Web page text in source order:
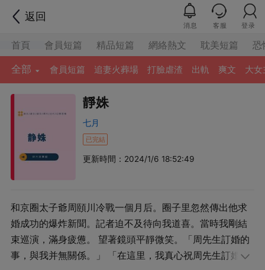
返回
消息 客服 登录
首頁 會員短篇 精品短篇 網絡熱文 耽美短篇 恐
全部 會員短篇 追妻火葬場 打臉虐渣 出軌 爽文 大女
靜姝
七月
已完結
更新時間：2024/1/6 18:52:49
和京圈太子爺周頤川冷戰一個月后。圈子里忽然傳出他求
婚成功的爆炸新聞。記者迫不及待向我道喜。當時我剛結
束巡演，滿身疲憊。 望著鏡頭平靜微笑。「周先生訂婚的
事，與我并無關係。」 「在這里，我真心祝周先生訂婚快